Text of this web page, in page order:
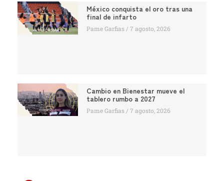
México conquista el oro tras una
final de infarto
Pame Garfias 7 agosto, 2026
Cambio en Bienestar mueve el
tablero rumbo a 2027
Pame Garfias 7 agosto, 2026